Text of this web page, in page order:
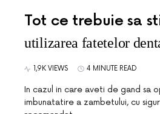
Tot ce trebuie sa
utilizarea fatetelor
1,9K VIEWS 4 MINUTE READ
In cazul in care aveti de gand sa
imbunatatire a zambetului, cu